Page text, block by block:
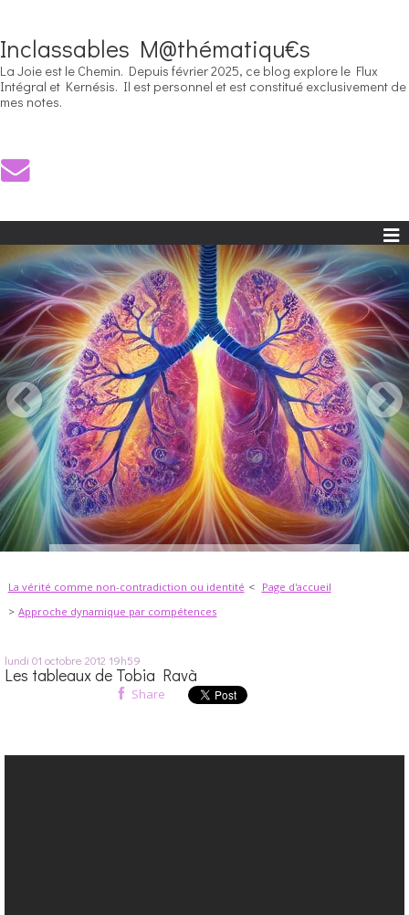
Inclassables M@thématiqu€s
La Joie est le Chemin. Depuis février 2025, ce blog explore le Flux
Intégral et Kernésis. Il est personnel et est constitué exclusivement de
mes notes.
La vérité comme non-contradiction ou identité
Page d'accueil
Approche dynamique par compétences
lundi 01 octobre 2012 19h59
Les tableaux de Tobia Ravà
Share